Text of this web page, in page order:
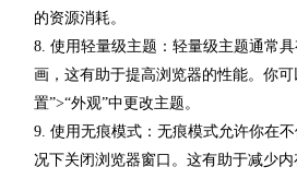
的资源消耗。
8. 使用轻量级主题：轻量级主题通常
画，这有助于提高浏览器的性能。你
置”>“外观”中更改主题。
9. 使用无痕模式：无痕模式允许你在
况下关闭浏览器窗口。这有助于减少